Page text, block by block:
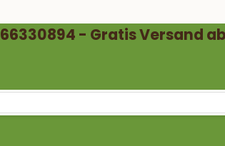
- Gratis Versand